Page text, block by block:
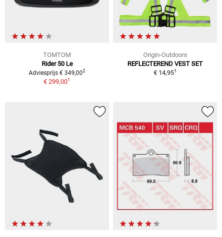
TOMTOM
Rider 50 Le
Adviesprijs € 349,002
€ 299,001
Origin-Outdoors
REFLECTEREND VEST SET
€ 14,951